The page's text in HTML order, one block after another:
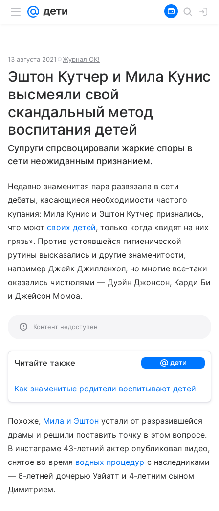
13 августа 2021 Журнал OK!
Эштон Кутчер и Мила Кунис
высмеяли свой
скандальный метод
воспитания детей
Супруги спровоцировали жаркие споры в
сети неожиданным признанием.
Недавно знаменитая пара развязала в сети
дебаты, касающиеся необходимости частого
купания: Мила Кунис и Эштон Кутчер признались,
что моютсвоих детей, только когда «видят на них
грязь». Против устоявшейся гигиенической
рутины высказались и другие знаменитости,
например Джейк Джилленхол, но многие все-таки
оказались чистюлями — Дуэйн Джонсон, Карди Би
и Джейсон Момоа.
Контент недоступен
Читайте также
Как знаменитые родители воспитывают детей
Похоже, Мила и Эштон устали от разразившейся
драмы и решили поставить точку в этом вопросе.
В инстаграме 43-летний актер опубликовал видео,
снятое во время водных процедур с наследниками
— 6-летней дочерью Уайатт и 4-летним сыном
Димитрием.